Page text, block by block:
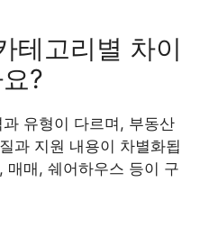
테고리별 차이
?
유형이 다르며, 부동산
과 지원 내용이 차별화됩
매매, 쉐어하우스 등이 구